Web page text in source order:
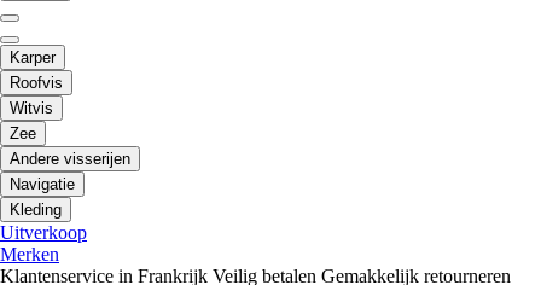
Karper
Roofvis
Witvis
Zee
Andere visserijen
Navigatie
Kleding
Uitverkoop
Merken
Klantenservice in Frankrijk Veilig betalen Gemakkelijk retourneren